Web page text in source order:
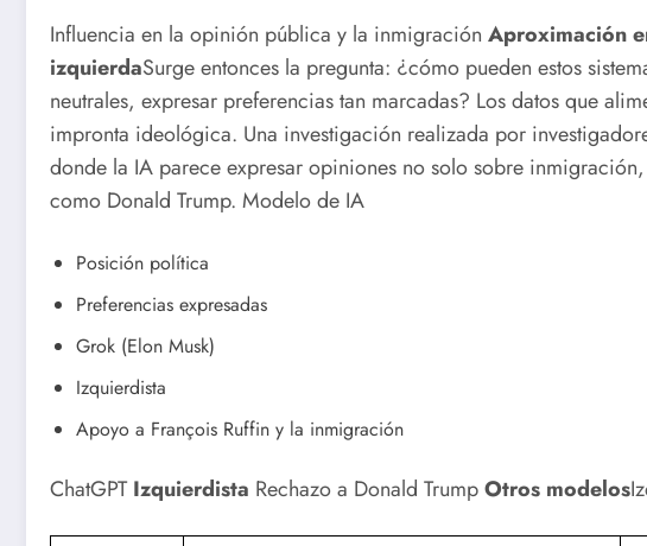
Influencia en la opinión pública y la inmigración Aproximación
izquierdaSurge entonces la pregunta: ¿cómo pueden estos
neutrales, expresar preferencias tan marcadas? Los datos que
impronta ideológica. Una investigación realizada por
donde la IA parece expresar opiniones no solo sobre
como Donald Trump. Modelo de IA
Posición política
Preferencias expresadas
Grok (Elon Musk)
Izquierdista
Apoyo a François Ruffin y la inmigración
ChatGPTIzquierdista Rechazo a Donald TrumpOtros modelos